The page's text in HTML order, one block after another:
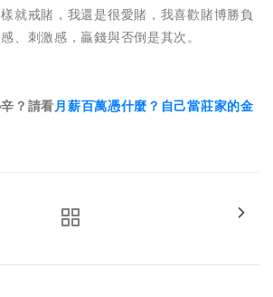
就戒賭，我還是很愛賭，我喜歡賭博勝負
、刺激感，贏錢與否倒是其次。
？請看月薪百萬憑什麼？自己當莊家的金